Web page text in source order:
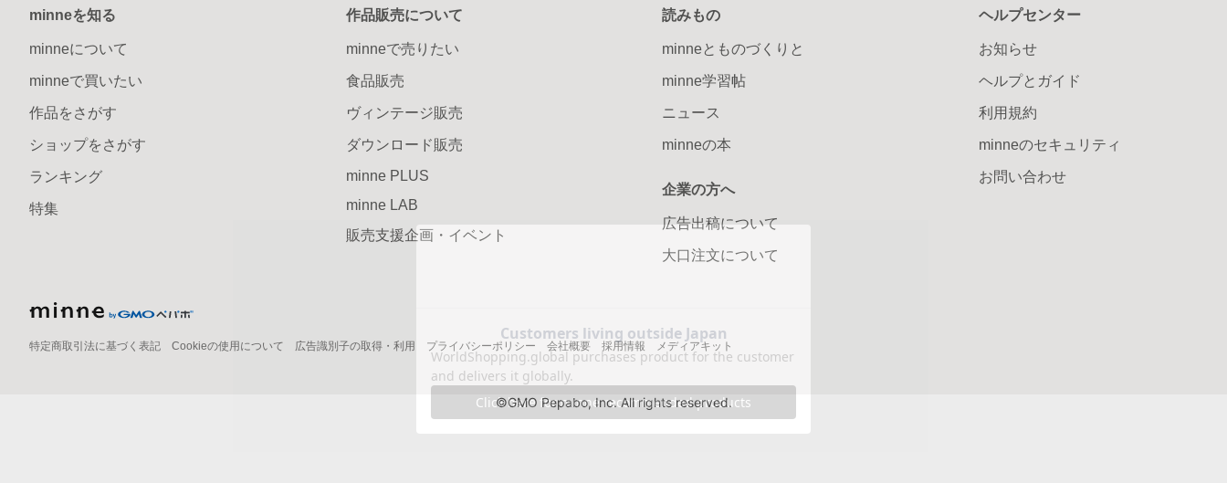
minneを知る
minneについて
minneで買いたい
作品をさがす
ショップをさがす
ランキング
特集
作品販売について
minneで売りたい
食品販売
ヴィンテージ販売
ダウンロード販売
minne PLUS
minne LAB
販売支援企画・イベント
読みもの
minneとものづくりと
minne学習帖
ニュース
minneの本
企業の方へ
広告出稿について
大口注文について
ヘルプセンター
お知らせ
ヘルプとガイド
利用規約
minneのセキュリティ
お問い合わせ
特定商取引法に基づく表記 Cookieの使用について 広告識別子の取得・利用 プライバシーポリシー 会社概要 採用情報 メディアキット
©GMO Pepabo, Inc. All rights reserved.